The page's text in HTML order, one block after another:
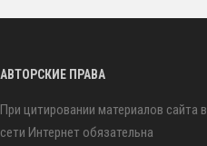
АВТОРСКИЕ ПРАВА
При цитировании материалов сайта в
сети Интернет обязательна